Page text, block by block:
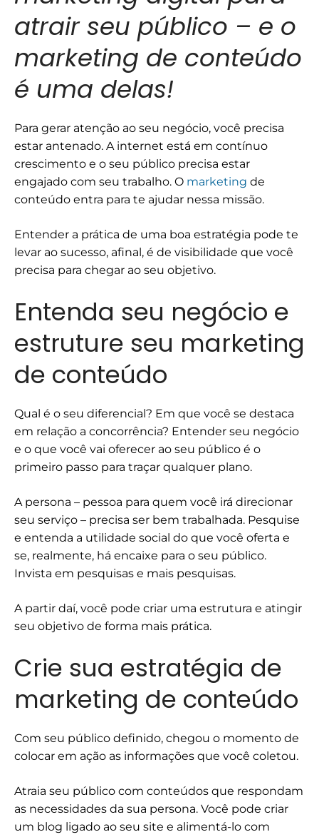
atrair seu público – e o
marketing de conteúdo
é uma delas!
Para gerar atenção ao seu negócio, você precisa
estar antenado. A internet está em contínuo
crescimento e o seu público precisa estar
engajado com seu trabalho. O marketing de
conteúdo entra para te ajudar nessa missão.
Entender a prática de uma boa estratégia pode te
levar ao sucesso, afinal, é de visibilidade que você
precisa para chegar ao seu objetivo.
Entenda seu negócio e
estruture seu marketing
de conteúdo
Qual é o seu diferencial? Em que você se destaca
em relação a concorrência? Entender seu negócio
e o que você vai oferecer ao seu público é o
primeiro passo para traçar qualquer plano.
A persona – pessoa para quem você irá direcionar
seu serviço – precisa ser bem trabalhada. Pesquise
e entenda a utilidade social do que você oferta e
se, realmente, há encaixe para o seu público.
Invista em pesquisas e mais pesquisas.
A partir daí, você pode criar uma estrutura e atingir
seu objetivo de forma mais prática.
Crie sua estratégia de
marketing de conteúdo
Com seu público definido, chegou o momento de
colocar em ação as informações que você coletou.
Atraia seu público com conteúdos que respondam
as necessidades da sua persona. Você pode criar
um blog ligado ao seu site e alimentá-lo com